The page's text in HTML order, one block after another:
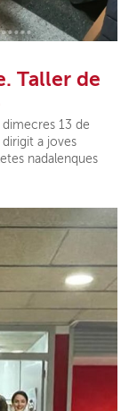
Taller de
13 de
dirigit a joves
nadalenques